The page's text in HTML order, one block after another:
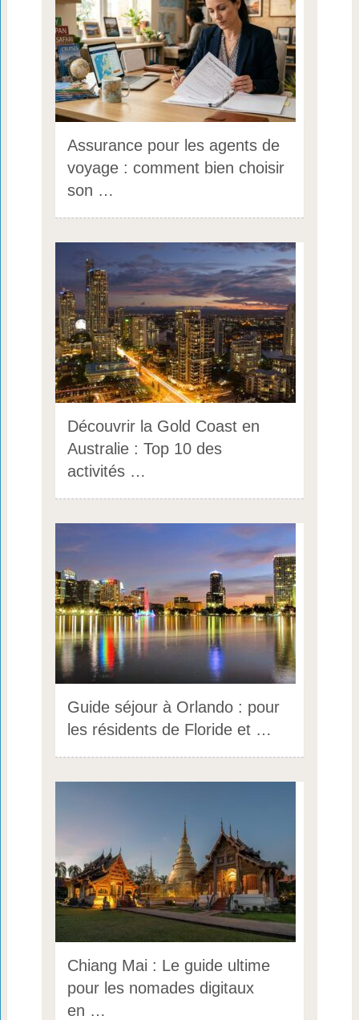
Assurance pour les agents de
voyage : comment bien choisir
son …
Découvrir la Gold Coast en
Australie : Top 10 des
activités …
Guide séjour à Orlando : pour
les résidents de Floride et …
Chiang Mai : Le guide ultime
pour les nomades digitaux
en …